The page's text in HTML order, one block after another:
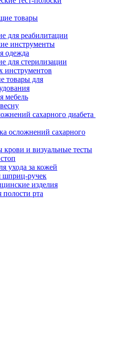
товары
для реабилитации
инструменты
одежда
для стерилизации
инструментов
товары для
мебель
сахарного диабета
осложнений сахарного
крови и визуальные тесты
ухода за кожей
шприц-ручек
изделия
полости рта